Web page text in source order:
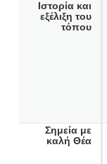
Ιστορία και
εξέλιξη του
τόπου
Σημεία με
καλή Θέα